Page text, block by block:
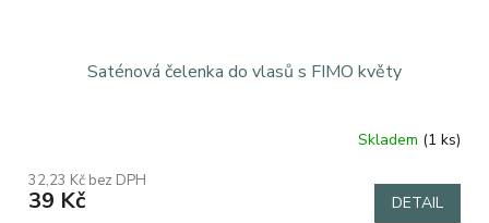
Saténová čelenka do vlasů s FIMO květy
Skladem (1 ks)
32,23 Kč bez DPH
39 Kč DETAIL